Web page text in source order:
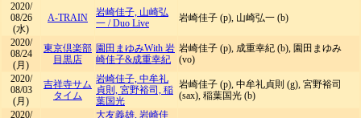
2020/
08/26
(水)
A-TRAIN
岩崎佳子, 山崎弘
一 /Duo Live 岩崎佳子 (p), 山崎弘一 (b)
2020/
08/24
(月)
東京倶楽部
目黒店
園田まゆみWith 岩
崎佳子&成重幸紀
岩崎佳子 (p), 成重幸紀 (b), 園田まゆみ
(vo)
2020/
08/03
(月)
吉祥寺サム
タイム
岩崎佳子, 中牟礼
貞則, 宮野裕司, 稲
葉国光
岩崎佳子 (p), 中牟礼貞則 (g), 宮野裕司
(sax), 稲葉国光 (b)
2020/
大友義雄, 岩崎佳